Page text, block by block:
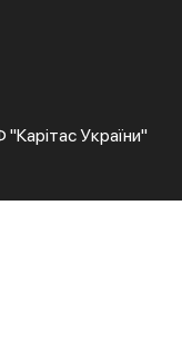
України"